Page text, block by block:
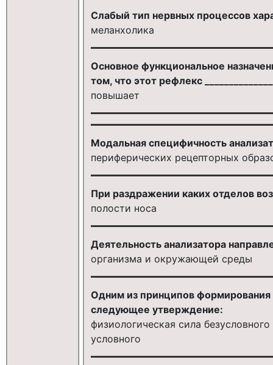
Слабый тип нервных процессов
меланхолика
Основное функциональное
том, что этот рефлекс
повышает
Модальная специфичность
периферических рецепторных
При раздражении каких отделов
полости носа
Деятельность анализатора
организма и окружающей среды
Одним из принципов формирования
следующее утверждение:
физиологическая сила
условного